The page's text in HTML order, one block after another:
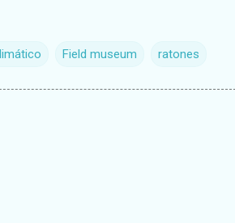
Field museum ratones